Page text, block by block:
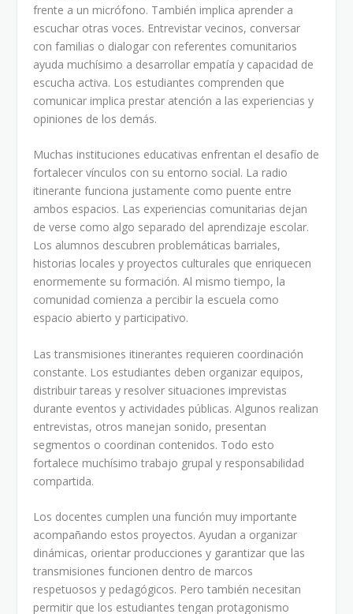
frente a un micrófono. También implica aprender a
escuchar otras voces. Entrevistar vecinos, conversar
con familias o dialogar con referentes comunitarios
ayuda muchísimo a desarrollar empatía y capacidad de
escucha activa. Los estudiantes comprenden que
comunicar implica prestar atención a las experiencias y
opiniones de los demás.
Muchas instituciones educativas enfrentan el desafío de
fortalecer vínculos con su entorno social. La radio
itinerante funciona justamente como puente entre
ambos espacios. Las experiencias comunitarias dejan
de verse como algo separado del aprendizaje escolar.
Los alumnos descubren problemáticas barriales,
historias locales y proyectos culturales que enriquecen
enormemente su formación. Al mismo tiempo, la
comunidad comienza a percibir la escuela como
espacio abierto y participativo.
Las transmisiones itinerantes requieren coordinación
constante. Los estudiantes deben organizar equipos,
distribuir tareas y resolver situaciones imprevistas
durante eventos y actividades públicas. Algunos realizan
entrevistas, otros manejan sonido, presentan
segmentos o coordinan contenidos. Todo esto
fortalece muchísimo trabajo grupal y responsabilidad
compartida.
Los docentes cumplen una función muy importante
acompañando estos proyectos. Ayudan a organizar
dinámicas, orientar producciones y garantizar que las
transmisiones funcionen dentro de marcos
respetuosos y pedagógicos. Pero también necesitan
permitir que los estudiantes tengan protagonismo